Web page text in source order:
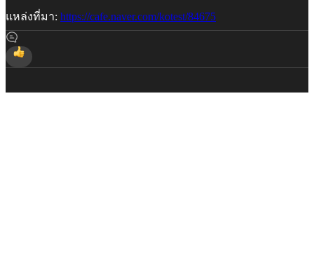
แหล่งที่มา: https://cafe.naver.com/kotest/84675